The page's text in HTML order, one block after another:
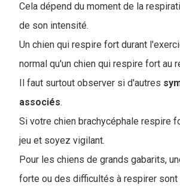
Cela dépend du moment de la
de son intensité.
Un chien qui respire fort durant
normal qu'un chien qui respire fort au
Il faut surtout observer si d'autres
associés.
Si votre chien brachycéphale respire
jeu et soyez vigilant.
Pour les chiens de grands gabarits,
forte ou des difficultés à respirer sont